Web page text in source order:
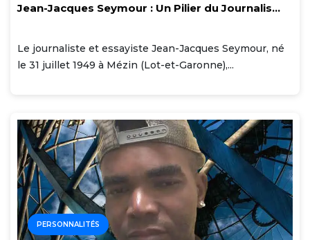
Jean-Jacques Seymour : Un Pilier du Journalis...
Le journaliste et essayiste Jean-Jacques Seymour, né
le 31 juillet 1949 à Mézin (Lot-et-Garonne),...
PERSONNALITÉS